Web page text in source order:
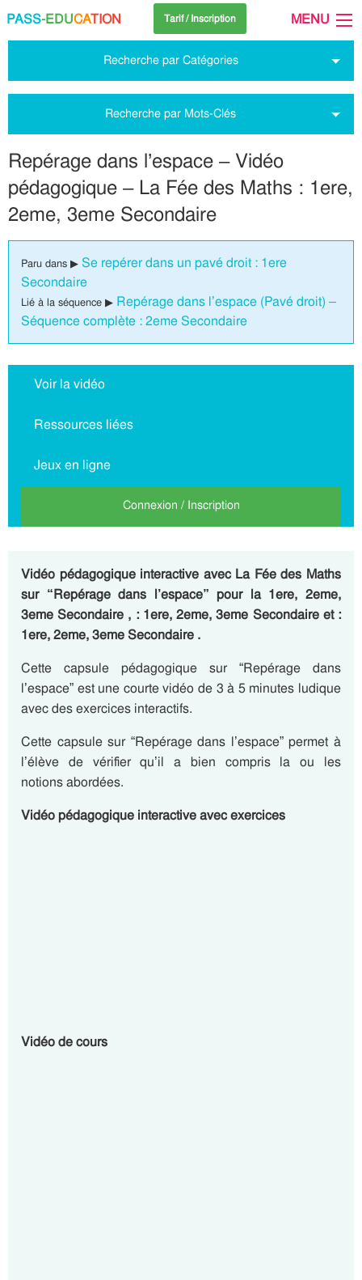
PASS-EDUCATION Tarif / Inscription MENU
Recherche par Catégories
Recherche par Mots-Clés
Repérage dans l’espace – Vidéo
pédagogique – La Fée des Maths : 1ere,
2eme, 3eme Secondaire
Paru dans ▶ Se repérer dans un pavé droit : 1ere
Secondaire
Lié à la séquence ▶ Repérage dans l’espace (Pavé droit) –
Séquence complète : 2eme Secondaire
Voir la vidéo
Ressources liées
Jeux en ligne
Connexion / Inscription
Vidéo pédagogique interactive avec La Fée des Maths
sur “Repérage dans l’espace” pour la 1ere, 2eme,
3eme Secondaire , : 1ere, 2eme, 3eme Secondaire et :
1ere, 2eme, 3eme Secondaire .
Cette capsule pédagogique sur “Repérage dans
l’espace” est une courte vidéo de 3 à 5 minutes ludique
avec des exercices interactifs.
Cette capsule sur “Repérage dans l’espace” permet à
l’élève de vérifier qu’il a bien compris la ou les
notions abordées.
Vidéo pédagogique interactive avec exercices
Vidéo de cours